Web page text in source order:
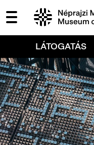
LÁTOGATÁS